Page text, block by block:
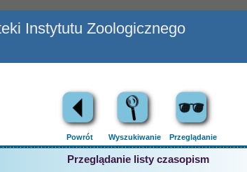
Instytutu Zoologicznego
Powrót Wyszukiwanie Przeglądanie
Przeglądanie listy czasopism